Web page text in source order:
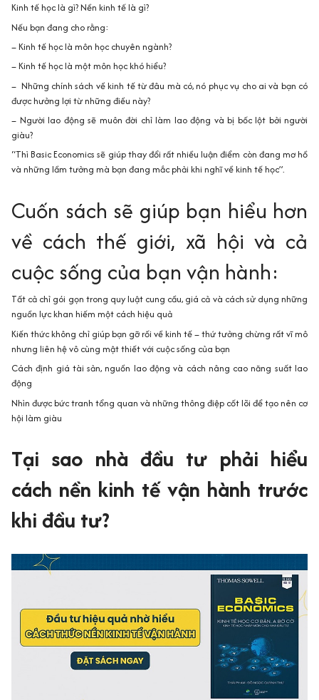
Kinh tế học là gì? Nền kinh tế là gì?
Nếu bạn đang cho rằng:
– Kinh tế học là môn học chuyên ngành?
– Kinh tế học là một môn học khó hiểu?
– Những chính sách về kinh tế từ đâu mà có, nó phục vụ cho ai và bạn có
được hưởng lợi từ những điều này?
– Người lao động sẽ muôn đời chỉ làm lao động và bị bốc lột bởi người
giàu?
“Thì Basic Economics sẽ giúp thay đổi rất nhiều luận điểm còn đang mơ hồ
và những lầm tưởng mà bạn đang mắc phải khi nghĩ về kinh tế học”.
Cuốn sách sẽ giúp bạn hiểu hơn
về cách thế giới, xã hội và cả
cuộc sống của bạn vận hành:
Tất cả chỉ gói gọn trong quy luật cung cầu, giá cả và cách sử dụng những
nguồn lực khan hiếm một cách hiệu quả
Kiến thức không chỉ giúp bạn gỡ rối về kinh tế – thứ tưởng chừng rất vĩ mô
nhưng liên hệ vô cùng mật thiết với cuộc sống của bạn
Cách định giá tài sản, nguồn lao động và cách nâng cao năng suất lao
động
Nhìn được bức tranh tổng quan và những thông điệp cốt lõi để tạo nên cơ
hội làm giàu
Tại sao nhà đầu tư phải hiểu
cách nền kinh tế vận hành trước
khi đầu tư?